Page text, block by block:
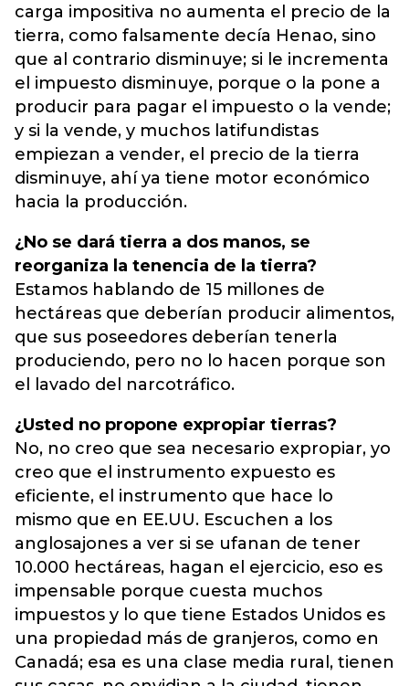
carga impositiva no aumenta el precio de la
tierra, como falsamente decía Henao, sino
que al contrario disminuye; si le incrementa
el impuesto disminuye, porque o la pone a
producir para pagar el impuesto o la vende;
y si la vende, y muchos latifundistas
empiezan a vender, el precio de la tierra
disminuye, ahí ya tiene motor económico
hacia la producción.
¿No se dará tierra a dos manos, se
reorganiza la tenencia de la tierra?
Estamos hablando de 15 millones de
hectáreas que deberían producir alimentos,
que sus poseedores deberían tenerla
produciendo, pero no lo hacen porque son
el lavado del narcotráfico.
¿Usted no propone expropiar tierras?
No, no creo que sea necesario expropiar, yo
creo que el instrumento expuesto es
eficiente, el instrumento que hace lo
mismo que en EE.UU. Escuchen a los
anglosajones a ver si se ufanan de tener
10.000 hectáreas, hagan el ejercicio, eso es
impensable porque cuesta muchos
impuestos y lo que tiene Estados Unidos es
una propiedad más de granjeros, como en
Canadá; esa es una clase media rural, tienen